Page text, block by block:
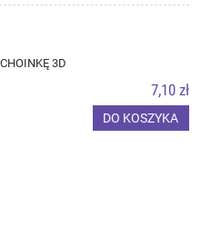
3D
7,10 zł
DO KOSZYKA